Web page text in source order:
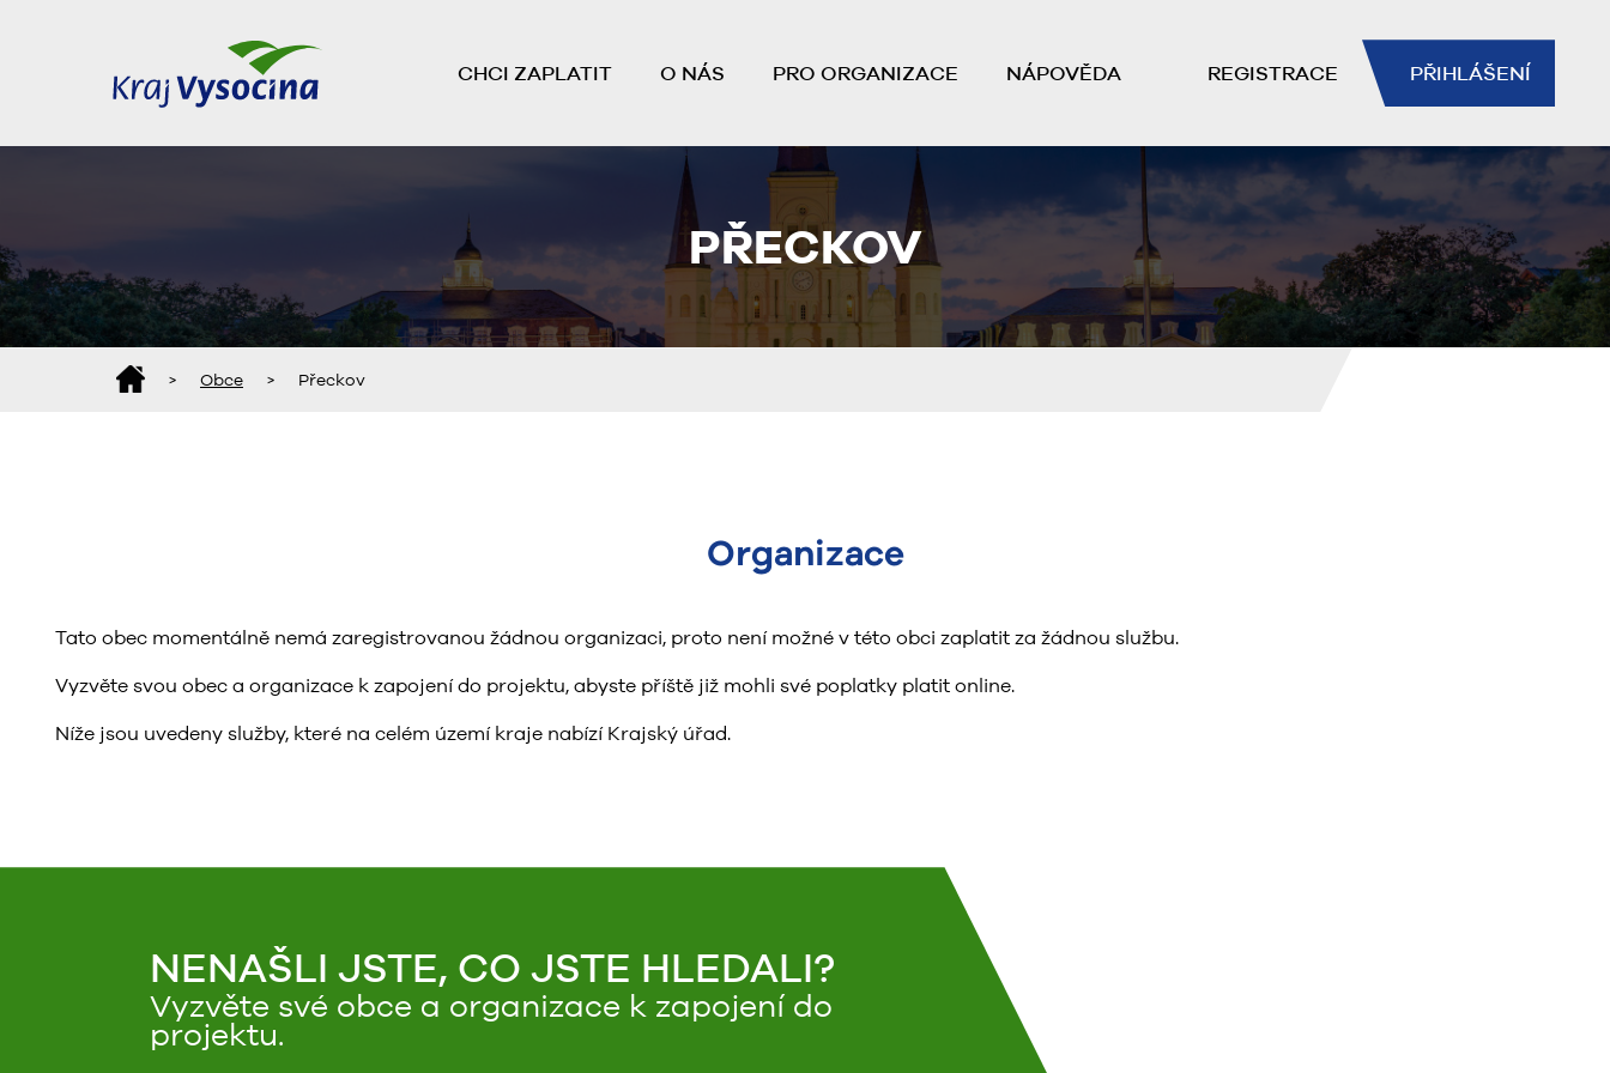
CHCI ZAPLATIT O NÁS PRO ORGANIZACE NÁPOVĚDA REGISTRACE PŘIHLÁŠENÍ
PŘECKOV
> Obce > Přeckov
Organizace
Tato obec momentálně nemá zaregistrovanou žádnou organizaci, proto není možné v této obci zaplatit za žádnou službu.
Vyzvěte svou obec a organizace k zapojení do projektu, abyste příště již mohli své poplatky platit online.
Níže jsou uvedeny služby, které na celém území kraje nabízí Krajský úřad.
NENAŠLI JSTE, CO JSTE HLEDALI?
Vyzvěte své obce a organizace k zapojení do
projektu.